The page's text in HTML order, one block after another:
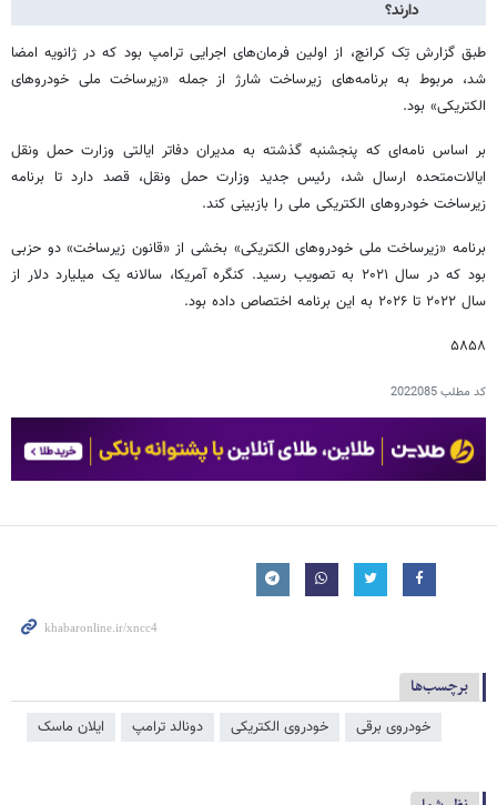
دارند؟
طبق گزارش تِک کرانچ، از اولین فرمان‌های اجرایی ترامپ بود که در ژانویه امضا
شد، مربوط به برنامه‌های زیرساخت شارژ از جمله «زیرساخت ملی خودروهای
الکتریکی» بود.
بر اساس نامه‌ای که پنجشنبه گذشته به مدیران دفاتر ایالتی وزارت حمل ونقل
ایالات‌متحده ارسال شد، رئیس جدید وزارت حمل ونقل، قصد دارد تا برنامه
زیرساخت خودروهای الکتریکی ملی را بازبینی کند.
برنامه «زیرساخت ملی خودروهای الکتریکی» بخشی از «قانون زیرساخت» دو حزبی
بود که در سال ۲۰۲۱ به تصویب رسید. کنگره آمریکا، سالانه یک میلیارد دلار از
سال ۲۰۲۲ تا ۲۰۲۶ به این برنامه اختصاص داده بود.
۵۸۵۸
کد مطلب2022085
برچسب‌ها
خودروی برقی خودروی الکتریکی دونالد ترامپ ایلان ماسک